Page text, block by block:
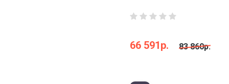
66 591р. 83 860р.